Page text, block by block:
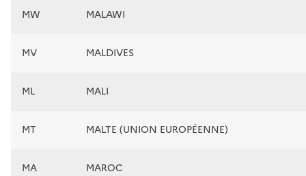
MW MALAWI
MV MALDIVES
ML MALI
MT MALTE (UNION EUROPÉENNE)
MA MAROC